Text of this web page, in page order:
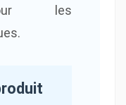
les